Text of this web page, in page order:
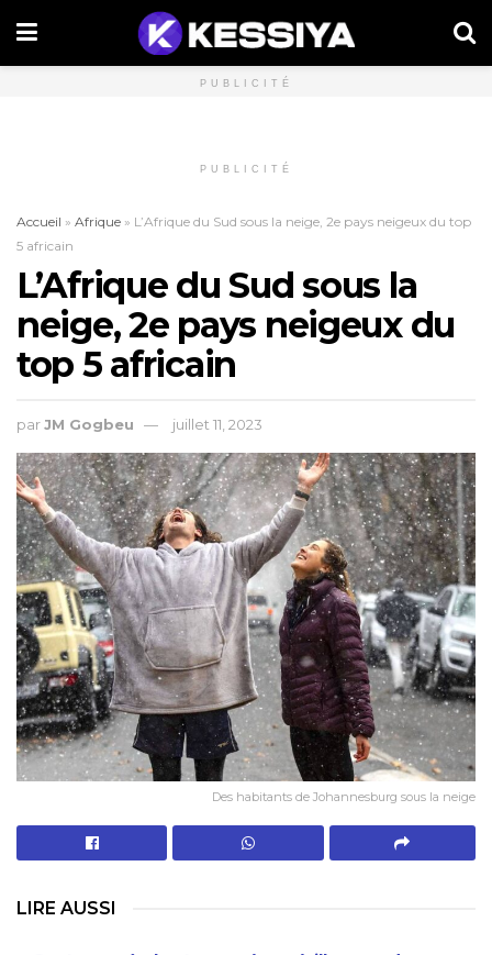
PUBLICITÉ
PUBLICITÉ
Accueil » Afrique » L’Afrique du Sud sous la neige, 2e pays neigeux du top
5 africain
L’Afrique du Sud sous la
neige, 2e pays neigeux du
top 5 africain
parJM Gogbeu juillet 11, 2023
Des habitants de Johannesburg sous la neige
LIRE AUSSI